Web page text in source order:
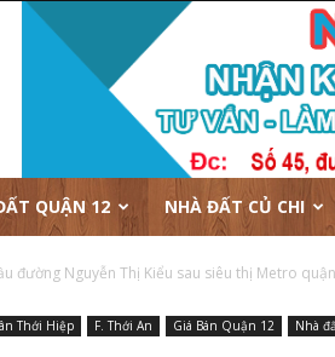
QUẬN 12 NHÀ ĐẤT CỦ CHI
đường Nguyễn Thị Kiểu sau siêu thị Metro
Thới Hiệp F. Thới An Giá Bán Quận 12 Nhà